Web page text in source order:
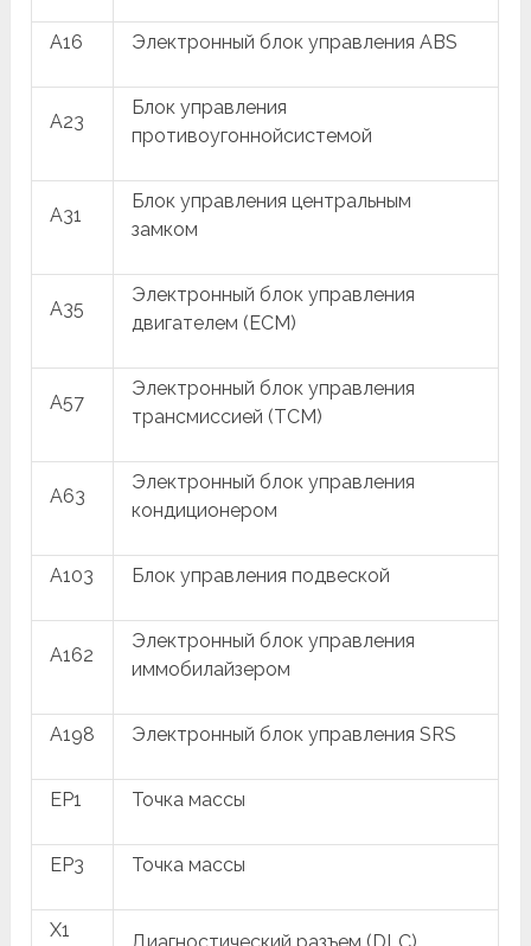
A16 Электронный блок управления ABS
A23
Блок управления
противоугоннойсистемой
A31
Блок управления центральным
замком
A35
Электронный блок управления
двигателем (ECM)
A57
Электронный блок управления
трансмиссией (TCM)
A63
Электронный блок управления
кондиционером
A103 Блок управления подвеской
A162
Электронный блок управления
иммобилайзером
A198 Электронный блок управления SRS
EP1 Точка массы
EP3 Точка массы
X1